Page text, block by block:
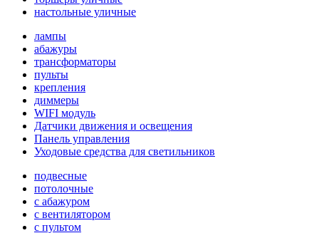
настольные уличные
лампы
абажуры
трансформаторы
пульты
крепления
диммеры
WIFI модуль
Датчики движения и освещения
Панель управления
Уходовые средства для светильников
подвесные
потолочные
с абажуром
с вентилятором
с пультом